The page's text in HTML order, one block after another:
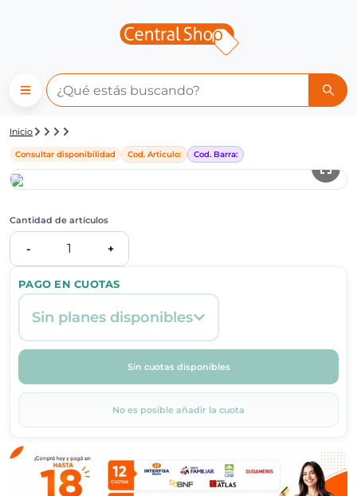
Detalle de producto | Central
Inicio
Consultar disponibilidad Cod. Articulo: Cod. Barra:
PAGO EN CUOTAS
Sin planes disponibles
Sin cuotas disponibles
No es posible añadir la cuota
Cantidad de artículos
- 1 +